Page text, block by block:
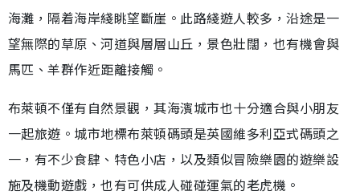
海灘，隔着海岸綫眺望斷崖。此路綫遊人較多，沿途是一
望無際的草原、河道與層層山丘，景色壯闊，也有機會與
馬匹、羊群作近距離接觸。
布萊頓不僅有自然景觀，其海濱城市也十分適合與小朋友
一起旅遊。城市地標布萊頓碼頭是英國維多利亞式碼頭之
一，有不少食肆、特色小店，以及類似冒險樂園的遊樂設
施及機動遊戲，也有可供成人碰碰運氣的老虎機。